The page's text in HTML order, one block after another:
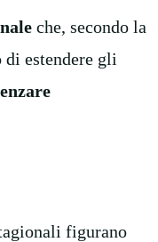
che, secondo la
estendere gli
figurano